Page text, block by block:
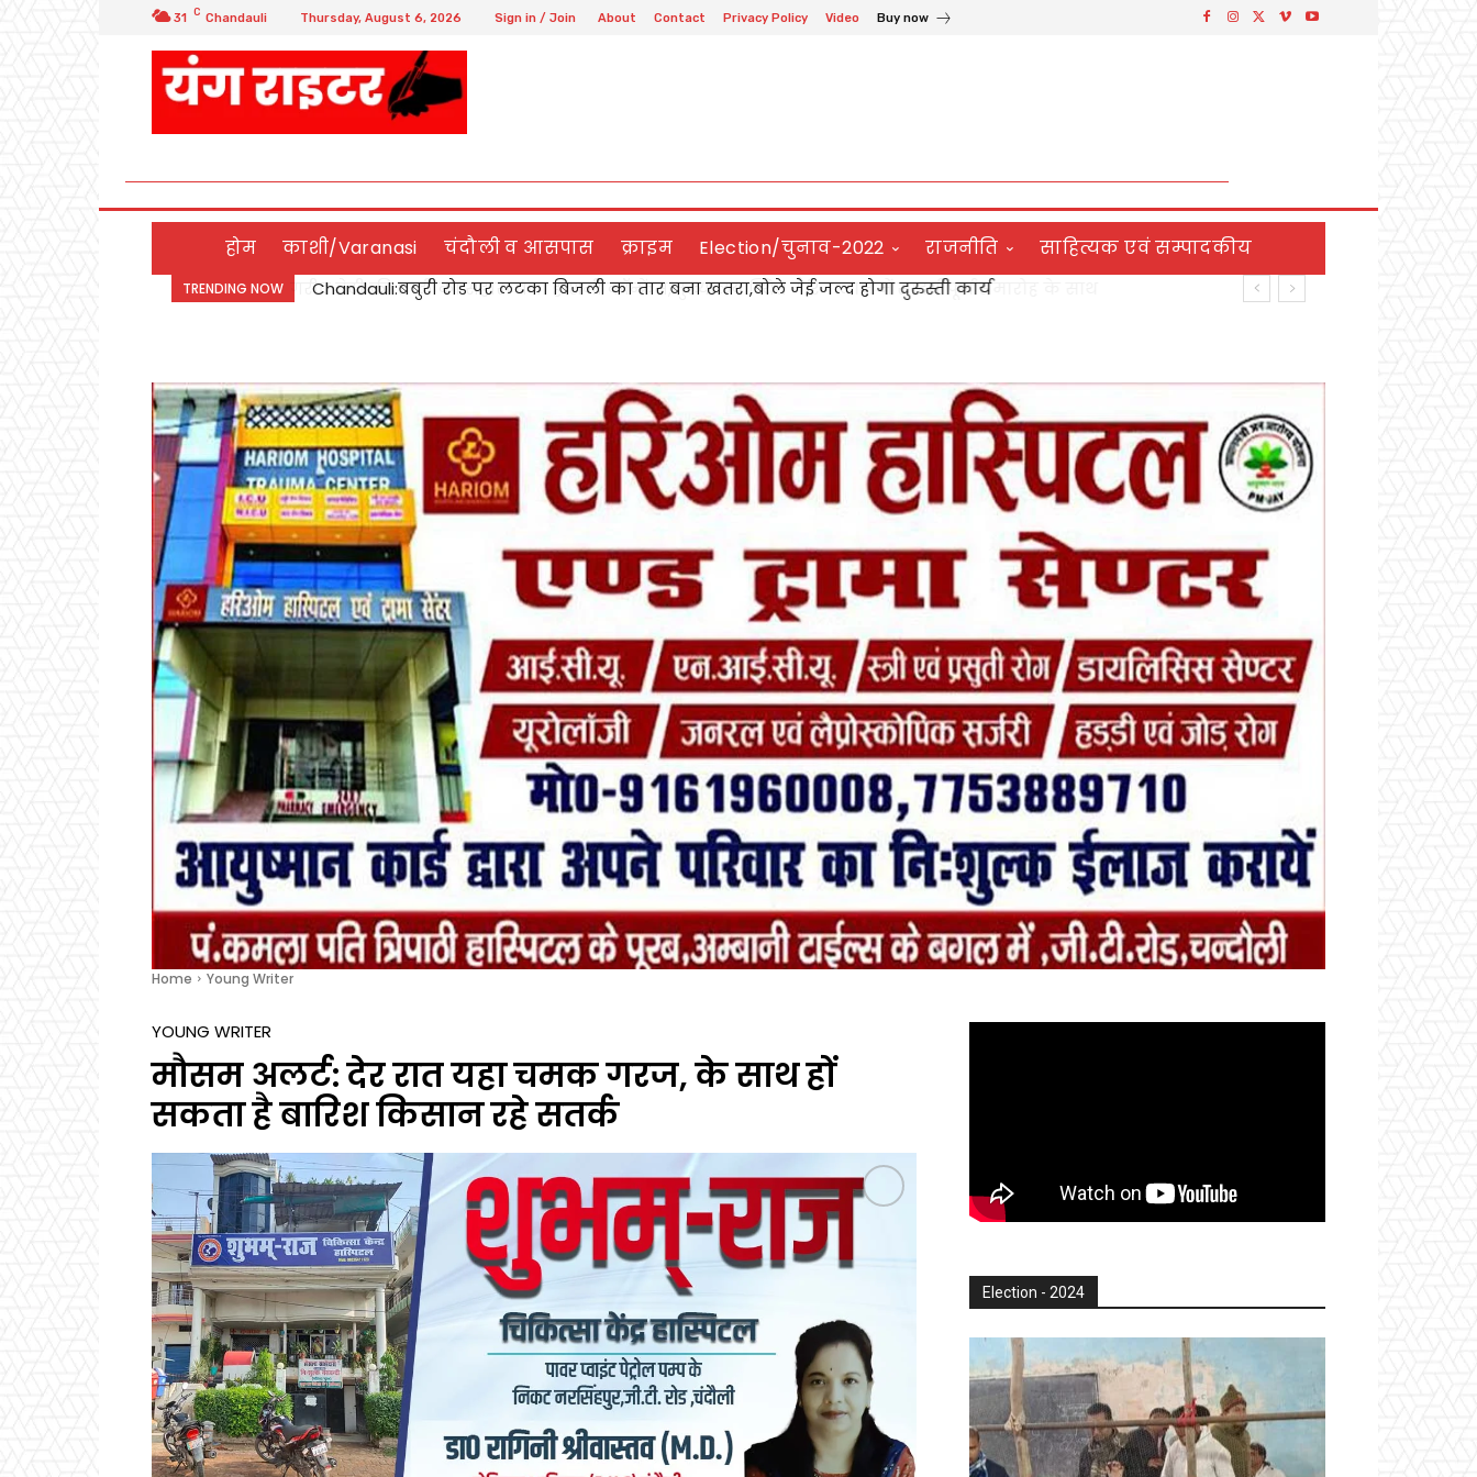
31 C Chandauli Thursday, August 6, 2026 Sign in / Join About Contact Privacy Policy Video Buy now
होम काशी/Varanasi चंदौली व आसपास क्राइम Election/चुनाव-2022 राजनीति साहित्यक एवं सम्पादकीय
TRENDING NOW Chandauli:बबुरी रोड पर लटका बिजली का तार बना खतरा,बोले जेई जल्द होगा दुरुस्ती कार्य
डिप्टी सीएम बृजेश पाठक ने डॉ. विजय लक्ष्मी पाण्डेय को किया सम्मानित
Home Young Writer
YOUNG WRITER
मौसम अलर्ट: देर रात यहा चमक गरज, के साथ हों
सकता है बारिश किसान रहे सतर्क
Election - 2024